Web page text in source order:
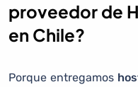
proveedor de
en Chile?
Porque entregamos